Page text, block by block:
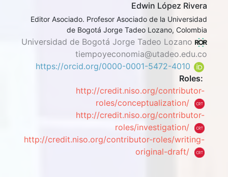
Edwin López Rivera
Editor Asociado. Profesor Asociado de la Universidad
de Bogotá Jorge Tadeo Lozano, Colombia
Universidad de Bogotá Jorge Tadeo Lozano
tiempoyeconomia@utadeo.edu.co
https://orcid.org/0000-0001-5472-4010
Roles:
http://credit.niso.org/contributor-
roles/conceptualization/
http://credit.niso.org/contributor-
roles/investigation/
http://credit.niso.org/contributor-roles/writing-
original-draft/